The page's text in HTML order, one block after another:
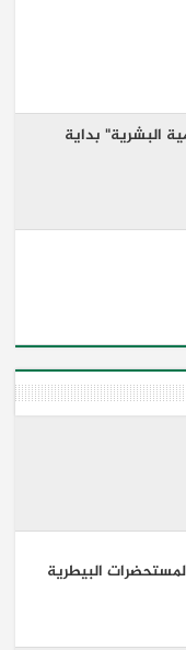
البشرية" بداية
المستحضرات البيطرية